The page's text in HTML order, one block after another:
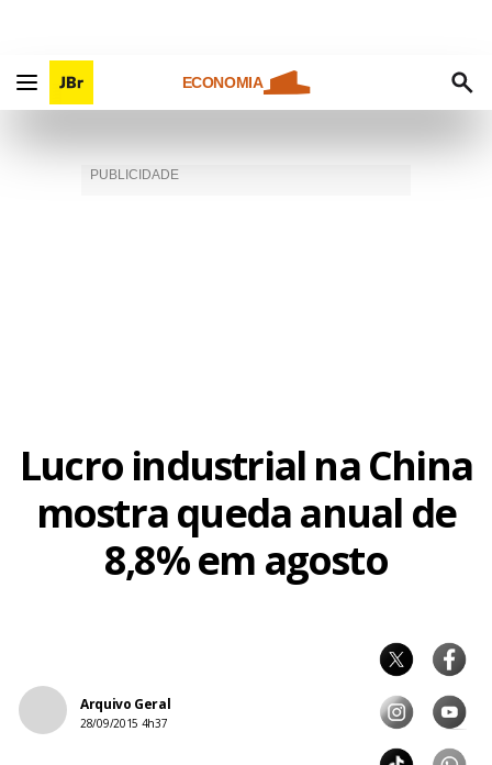
ECONOMIA
Lucro industrial na China
mostra queda anual de
8,8% em agosto
Arquivo Geral
28/09/2015 4h37